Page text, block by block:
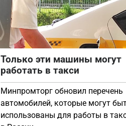
Только эти машины могут
работать в такси
Минпромторг обновил перечень
автомобилей, которые могут
использованы для работы в